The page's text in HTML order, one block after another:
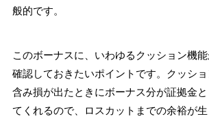
般的です。
このボーナスに、いわゆるクッション機
確認しておきたいポイントです。クッショ
含み損が出たときにボーナス分が証拠金
てくれるので、ロスカットまでの余裕が